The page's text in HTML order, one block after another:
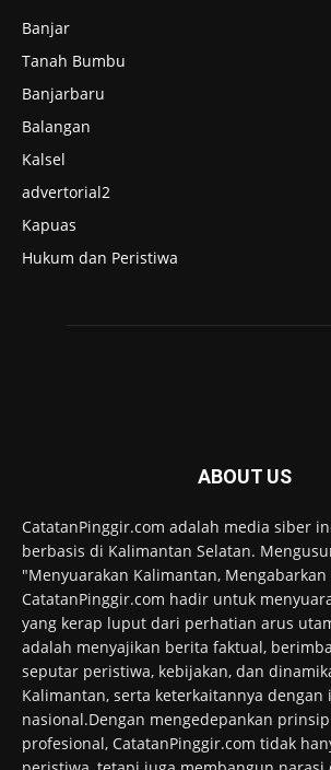
Banjar
Tanah Bumbu
Banjarbaru
Balangan
Kalsel
advertorial2
Kapuas
Hukum dan Peristiwa
ABOUT US
CatatanPinggir.com adalah media siber
berbasis di Kalimantan Selatan.
"Menyuarakan Kalimantan,
CatatanPinggir.com hadir untuk
yang kerap luput dari perhatian arus
adalah menyajikan berita faktual,
seputar peristiwa, kebijakan, dan
Kalimantan, serta keterkaitannya dengan
nasional.Dengan mengedepankan
profesional, CatatanPinggir.com tidak